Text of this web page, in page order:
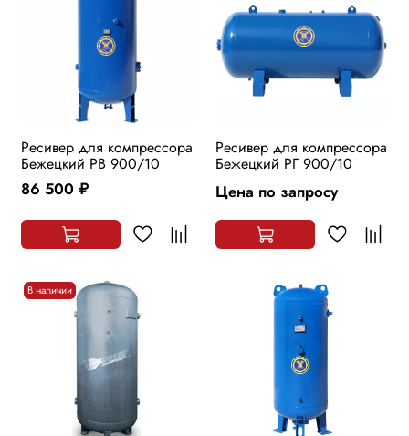
Ресивер для компрессора
Бежецкий РВ 900/10
86 500 руб.
Ресивер для компрессора
Бежецкий РГ 900/10
Цена по запросу
В наличии